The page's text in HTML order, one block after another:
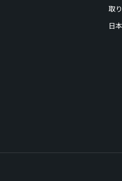
取
日